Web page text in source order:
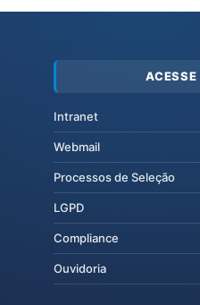
ACESSE
Intranet
Webmail
Processos de Seleção
LGPD
Compliance
Ouvidoria